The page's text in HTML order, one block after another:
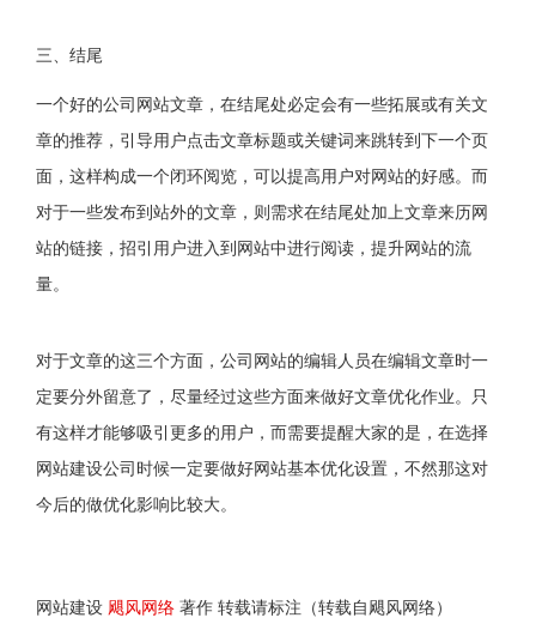
三、结尾
一个好的公司网站文章，在结尾处必定会有一些拓展或有关文
章的推荐，引导用户点击文章标题或关键词来跳转到下一个页
面，这样构成一个闭环阅览，可以提高用户对网站的好感。而
对于一些发布到站外的文章，则需求在结尾处加上文章来历网
站的链接，招引用户进入到网站中进行阅读，提升网站的流
量。
对于文章的这三个方面，公司网站的编辑人员在编辑文章时一
定要分外留意了，尽量经过这些方面来做好文章优化作业。只
有这样才能够吸引更多的用户，而需要提醒大家的是，在选择
网站建设公司时候一定要做好网站基本优化设置，不然那这对
今后的做优化影响比较大。
网站建设 飓风网络 著作 转载请标注（转载自飓风网络）